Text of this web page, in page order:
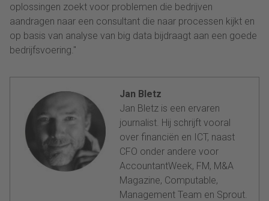
oplossingen zoekt voor problemen die bedrijven
aandragen naar een consultant die naar processen kijkt en
op basis van analyse van big data bijdraagt aan een goede
bedrijfsvoering."
Jan Bletz
Jan Bletz is een ervaren
journalist. Hij schrijft vooral
over financiën en ICT, naast
CFO onder andere voor
AccountantWeek, FM, M&A
Magazine, Computable,
Management Team en Sprout.